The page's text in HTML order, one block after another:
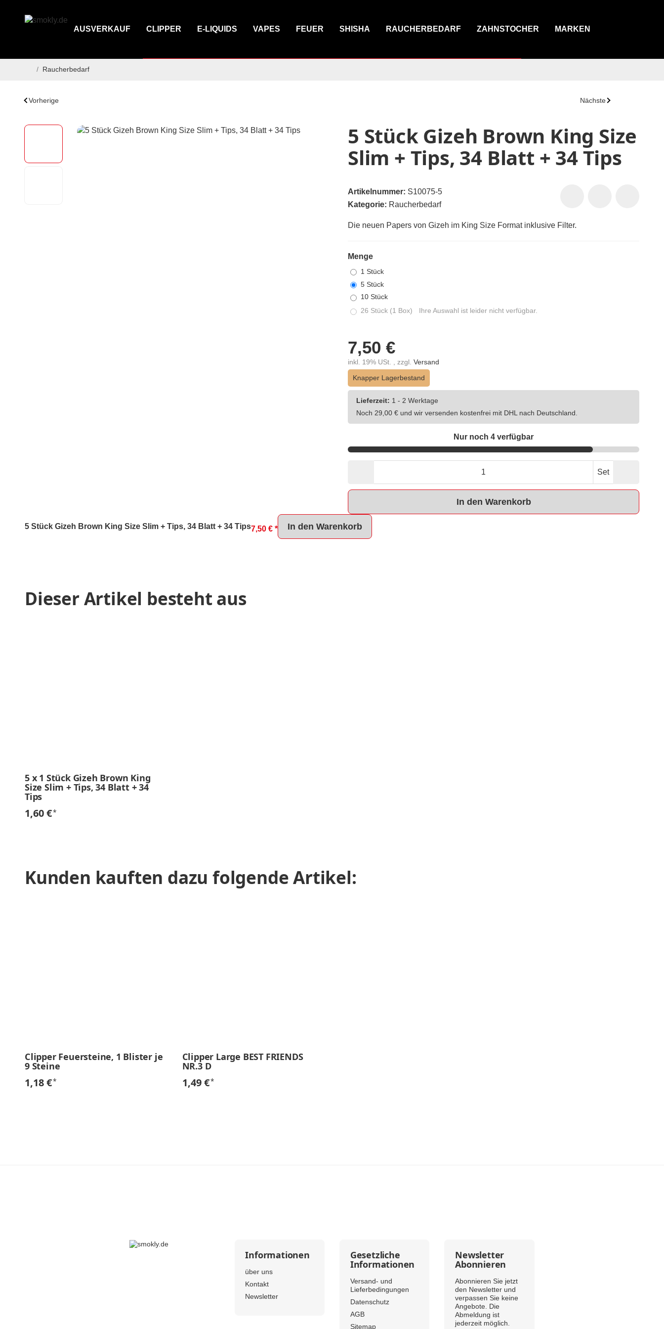
AUSVERKAUF CLIPPER E-LIQUIDS VAPES FEUER SHISHA RAUCHERBEDARF ZAHNSTOCHER MARKEN
/ Raucherbedarf
Vorherige Nächste
5 Stück Gizeh Brown King Size
Slim + Tips, 34 Blatt + 34 Tips
Artikelnummer: S10075-5
Kategorie: Raucherbedarf
Die neuen Papers von Gizeh im King Size Format inklusive Filter.
Menge
1 Stück
5 Stück
10 Stück
26 Stück (1 Box)
Ihre Auswahl ist leider nicht verfügbar.
7,50 €
inkl. 19% USt. , zzgl. Versand
Knapper Lagerbestand
Lieferzeit: 1 - 2 Werktage
Noch 29,00 € und wir versenden kostenfrei mit DHL nach Deutschland.
Nur noch 4 verfügbar
Set
In den Warenkorb
5 Stück Gizeh Brown King Size Slim + Tips, 34 Blatt + 34 Tips7,50 € * In den Warenkorb
Dieser Artikel besteht aus
5 x 1 Stück Gizeh Brown King
Size Slim + Tips, 34 Blatt + 34
Tips
1,60 €*
Kunden kauften dazu folgende Artikel:
Clipper Feuersteine, 1 Blister je
9 Steine
1,18 €*
Clipper Large BEST FRIENDS
NR.3 D
1,49 €*
Informationen
über uns
Kontakt
Newsletter
Gesetzliche
Informationen
Versand- und
Lieferbedingungen
Datenschutz
AGB
Sitemap
Newsletter
Abonnieren
Abonnieren Sie jetzt
den Newsletter und
verpassen Sie keine
Angebote. Die
Abmeldung ist
jederzeit möglich.